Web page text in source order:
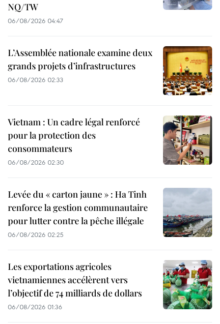
NQ/TW
06/08/2026 04:47
L’Assemblée nationale examine deux
grands projets d’infrastructures
06/08/2026 02:33
Vietnam : Un cadre légal renforcé
pour la protection des
consommateurs
06/08/2026 02:30
Levée du « carton jaune » : Ha Tinh
renforce la gestion communautaire
pour lutter contre la pêche illégale
06/08/2026 02:25
Les exportations agricoles
vietnamiennes accélèrent vers
l’objectif de 74 milliards de dollars
06/08/2026 01:36